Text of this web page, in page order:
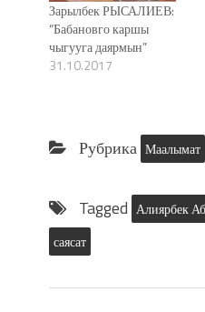
Зарылбек РЫСАЛИЕВ:
“Бабановго каршы
чыгууга даярмын”
31.10.2017
Рубрика Маалымат
Tagged Алиярбек
саясат